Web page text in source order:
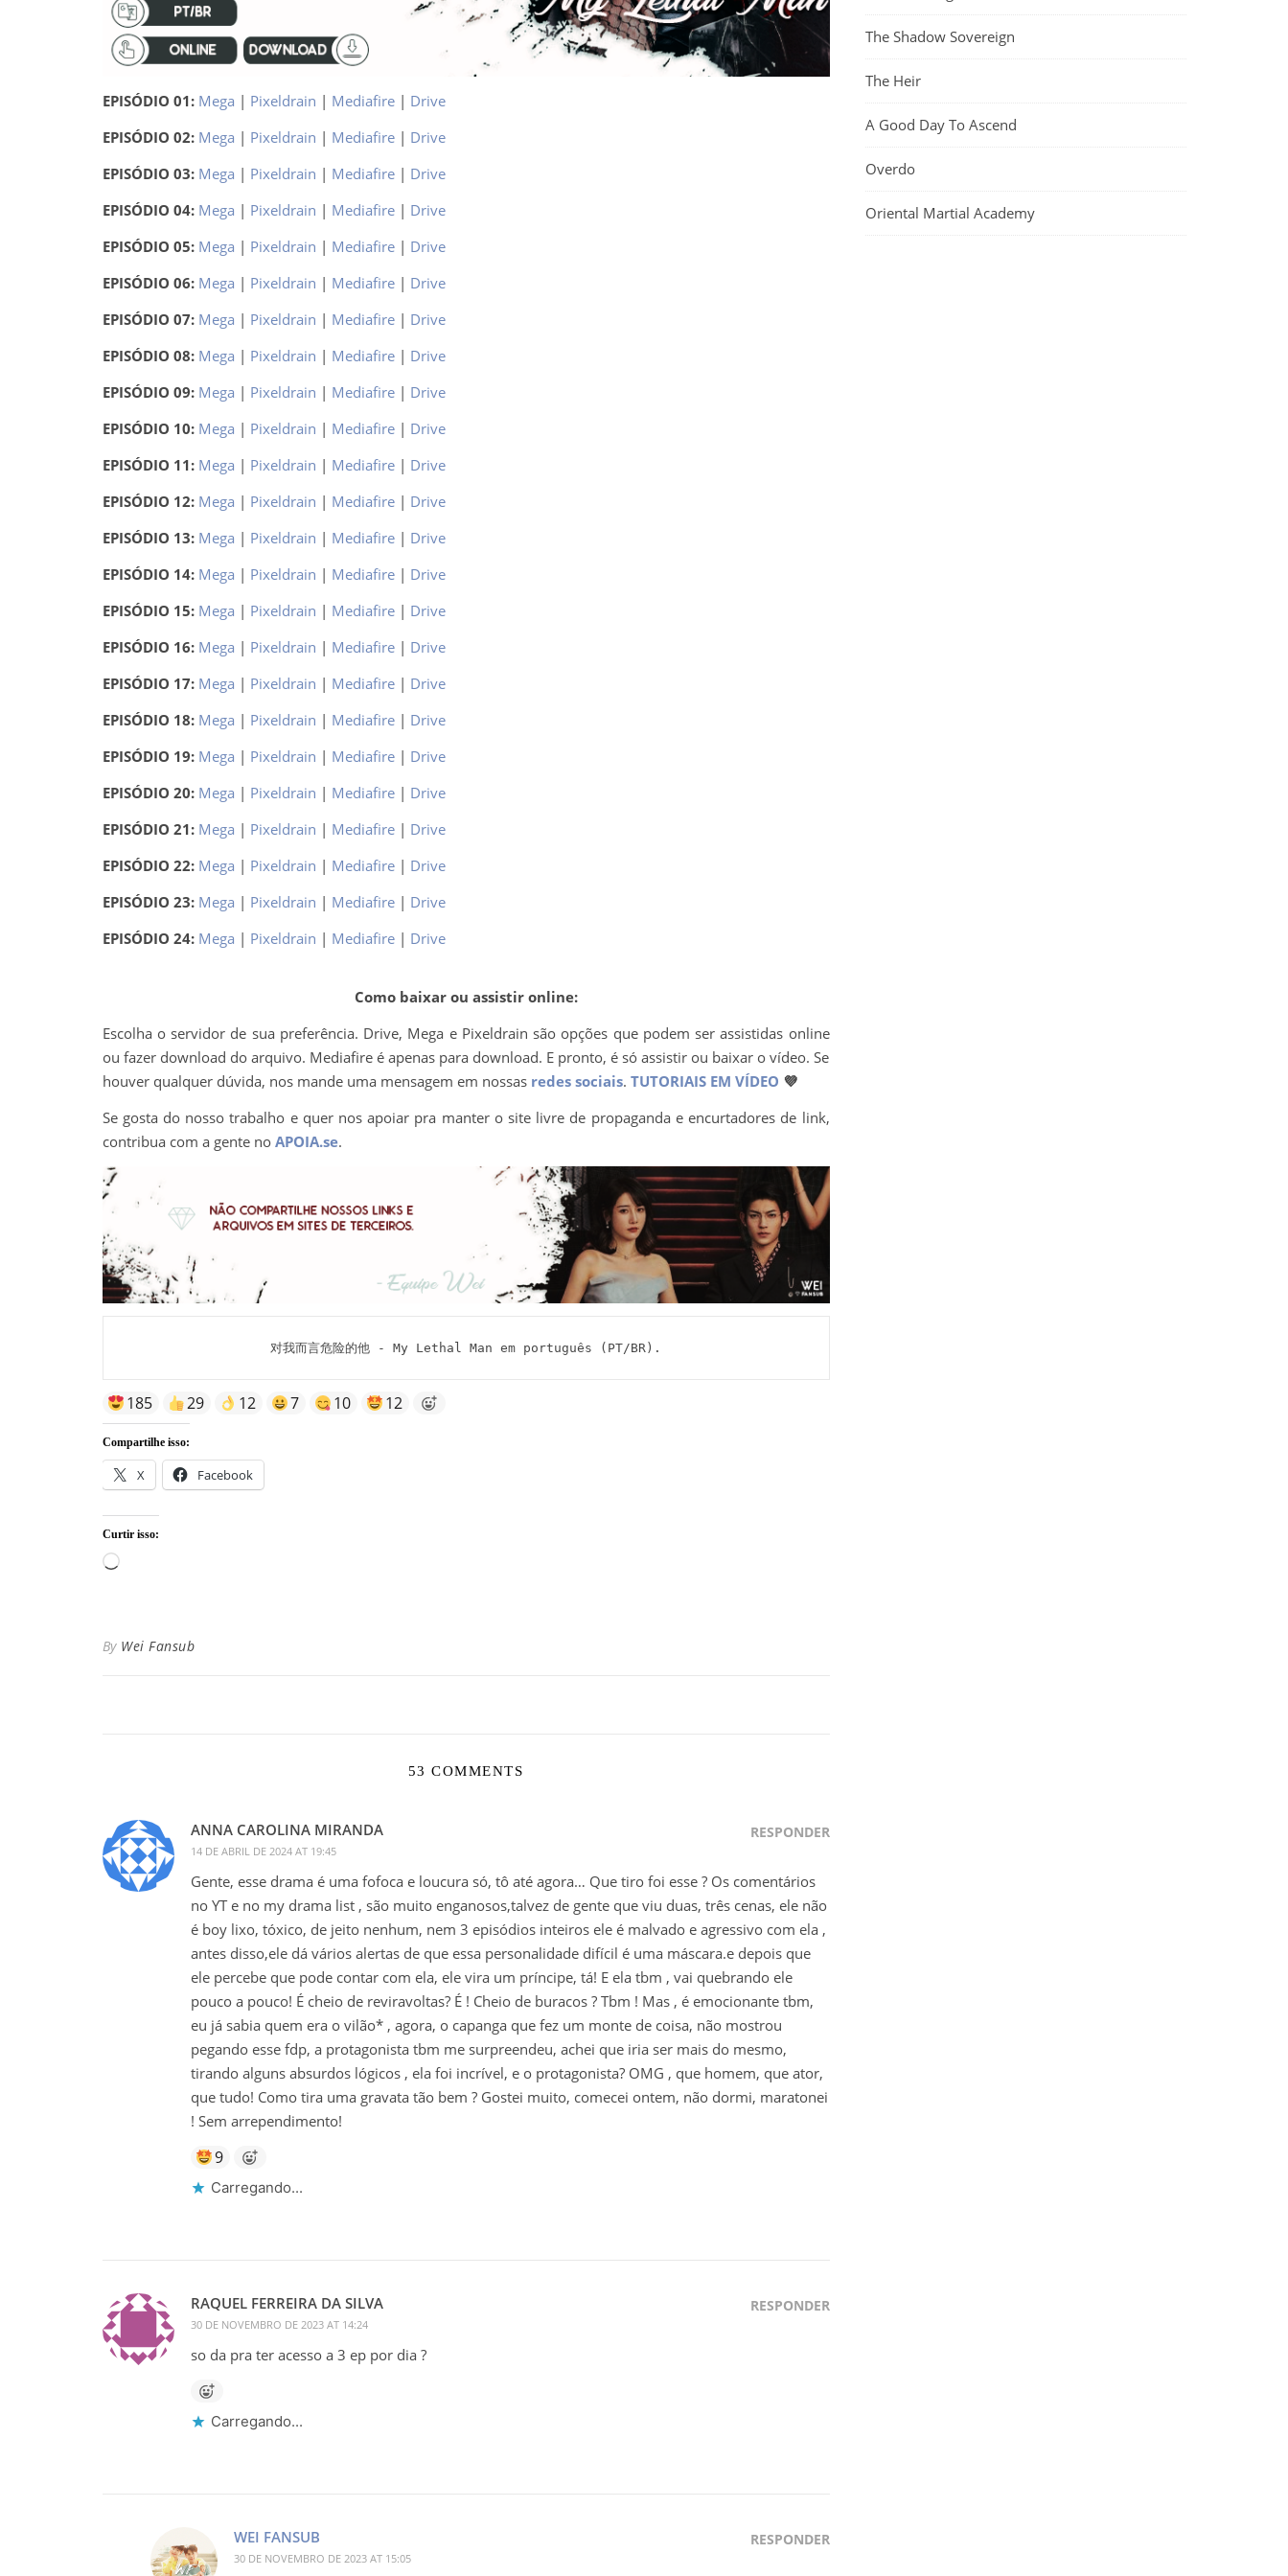
EPISÓDIO 01: Mega | Pixeldrain | Mediafire| Drive
EPISÓDIO 02: Mega | Pixeldrain | Mediafire| Drive
EPISÓDIO 03: Mega | Pixeldrain | Mediafire| Drive
EPISÓDIO 04: Mega | Pixeldrain | Mediafire| Drive
EPISÓDIO 05: Mega | Pixeldrain | Mediafire| Drive
EPISÓDIO 06: Mega | Pixeldrain | Mediafire| Drive
EPISÓDIO 07: Mega | Pixeldrain | Mediafire| Drive
EPISÓDIO 08: Mega | Pixeldrain | Mediafire| Drive
EPISÓDIO 09: Mega | Pixeldrain | Mediafire| Drive
EPISÓDIO 10: Mega | Pixeldrain | Mediafire| Drive
EPISÓDIO 11: Mega | Pixeldrain | Mediafire| Drive
EPISÓDIO 12: Mega | Pixeldrain | Mediafire| Drive
EPISÓDIO 13: Mega | Pixeldrain | Mediafire| Drive
EPISÓDIO 14: Mega | Pixeldrain | Mediafire| Drive
EPISÓDIO 15: Mega | Pixeldrain | Mediafire| Drive
EPISÓDIO 16: Mega | Pixeldrain | Mediafire| Drive
EPISÓDIO 17: Mega | Pixeldrain | Mediafire| Drive
EPISÓDIO 18: Mega | Pixeldrain | Mediafire| Drive
EPISÓDIO 19: Mega | Pixeldrain | Mediafire| Drive
EPISÓDIO 20: Mega | Pixeldrain | Mediafire| Drive
EPISÓDIO 21: Mega | Pixeldrain | Mediafire| Drive
EPISÓDIO 22: Mega | Pixeldrain | Mediafire| Drive
EPISÓDIO 23: Mega | Pixeldrain | Mediafire| Drive
EPISÓDIO 24: Mega | Pixeldrain | Mediafire| Drive
Como baixar ou assistir online:
Escolha o servidor de sua preferência. Drive, Mega e Pixeldrain são opções que podem ser assistidas online
ou fazer download do arquivo. Mediafire é apenas para download. E pronto, é só assistir ou baixar o vídeo. Se
houver qualquer dúvida, nos mande uma mensagem em nossas redes sociais. TUTORIAIS EM VÍDEO 💜
Se gosta do nosso trabalho e quer nos apoiar pra manter o site livre de propaganda e encurtadores de link,
contribua com a gente no APOIA.se.
对我而言危险的他 - My Lethal Man em português (PT/BR).
185 29 12 7 10 12
Compartilhe isso:
X Facebook
Curtir isso:
Carregando...
By Wei Fansub
53 COMMENTS
ANNA CAROLINA MIRANDA
14 DE ABRIL DE 2024 AT 19:45
RESPONDER
Gente, esse drama é uma fofoca e loucura só, tô até agora… Que tiro foi esse ? Os comentários
no YT e no my drama list , são muito enganosos,talvez de gente que viu duas, três cenas, ele não
é boy lixo, tóxico, de jeito nenhum, nem 3 episódios inteiros ele é malvado e agressivo com ela ,
antes disso,ele dá vários alertas de que essa personalidade difícil é uma máscara.e depois que
ele percebe que pode contar com ela, ele vira um príncipe, tá! E ela tbm , vai quebrando ele
pouco a pouco! É cheio de reviravoltas? É ! Cheio de buracos ? Tbm ! Mas , é emocionante tbm,
eu já sabia quem era o vilão* , agora, o capanga que fez um monte de coisa, não mostrou
pegando esse fdp, a protagonista tbm me surpreendeu, achei que iria ser mais do mesmo,
tirando alguns absurdos lógicos , ela foi incrível, e o protagonista? OMG , que homem, que ator,
que tudo! Como tira uma gravata tão bem ? Gostei muito, comecei ontem, não dormi, maratonei
! Sem arrependimento!
9
Carregando...
RAQUEL FERREIRA DA SILVA
30 DE NOVEMBRO DE 2023 AT 14:24
RESPONDER
so da pra ter acesso a 3 ep por dia ?
Carregando...
WEI FANSUB
30 DE NOVEMBRO DE 2023 AT 15:05
RESPONDER
The Shadow Sovereign
The Heir
A Good Day To Ascend
Overdo
Oriental Martial Academy